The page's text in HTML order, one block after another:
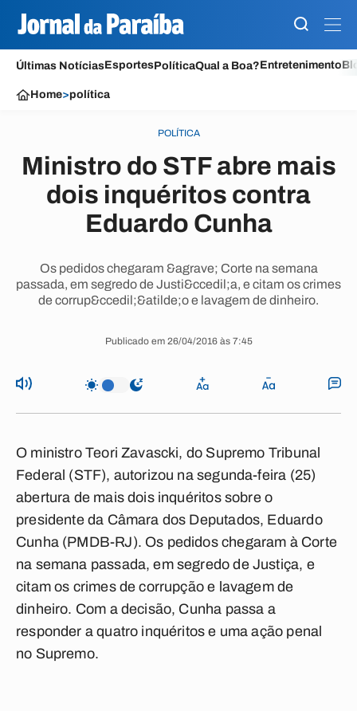
Últimas NotíciasEsportesPolíticaQual a Boa?Entretenimento
Home>política
POLÍTICA
Ministro do STF abre mais
dois inquéritos contra
Eduardo Cunha
Os pedidos chegaram &agrave; Corte na semana
passada, em segredo de Justi&ccedil;a, e citam os crimes
de corrup&ccedil;&atilde;o e lavagem de dinheiro.
Publicado em 26/04/2016 às 7:45
O ministro Teori Zavascki, do Supremo Tribunal
Federal (STF), autorizou na segunda-feira (25)
abertura de mais dois inquéritos sobre o
presidente da Câmara dos Deputados, Eduardo
Cunha (PMDB-RJ). Os pedidos chegaram à Corte
na semana passada, em segredo de Justiça, e
citam os crimes de corrupção e lavagem de
dinheiro. Com a decisão, Cunha passa a
responder a quatro inquéritos e uma ação penal
no Supremo.